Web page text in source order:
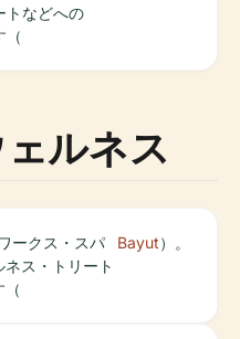
トなどへの
（
ルネス
ークス・スパ
ス・トリート
（
Bayut）。